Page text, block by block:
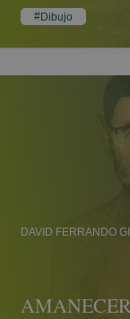
Dibujo
DAVID FERRANDO
AMANECER